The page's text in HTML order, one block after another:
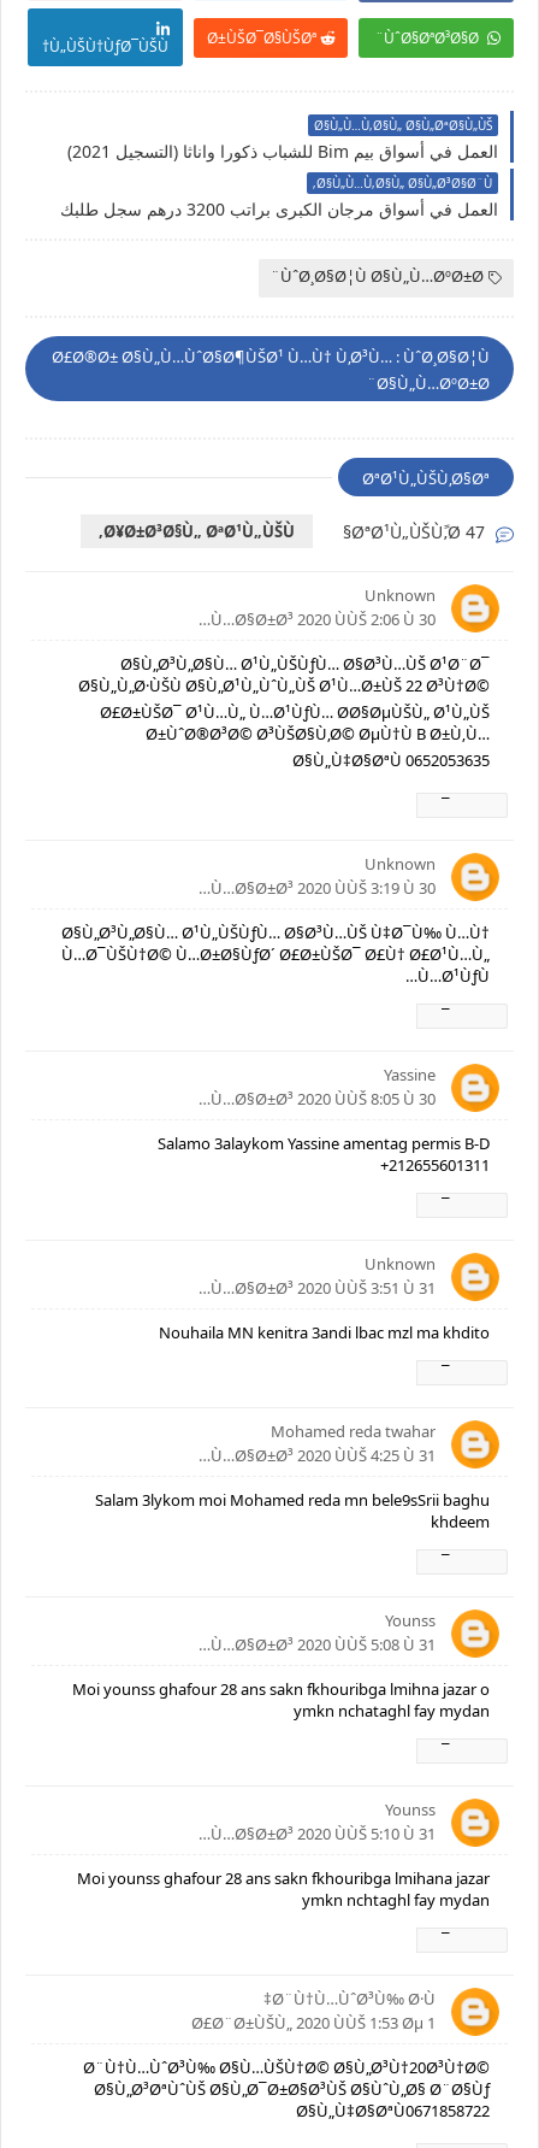
ÙˆØ§ØªØ³Ø§Ø¨
Ø±ÙŠØ¯Ø§ÙŠØª
Ù„ÙŠÙ†ÙƒØ¯ÙŠÙ†
Ø§Ù„Ù…Ù‚Ø§Ù„ Ø§Ù„ØªØ§Ù„ÙŠ
العمل في أسواق بيم Bim للشباب ذكورا واناثا (التسجيل 2021)
Ø§Ù„Ù…Ù‚Ø§Ù„ Ø§Ù„Ø³Ø§Ø¨Ù‚
العمل في أسواق مرجان الكبرى براتب 3200 درهم سجل طلبك
ÙˆØ¸Ø§Ø¦Ù Ø§Ù„Ù…ØºØ±Ø¨
Ø£Ø®Ø± Ø§Ù„Ù…ÙˆØ§Ø¶ÙŠØ¹ Ù…Ù† Ù‚Ø³Ù… : ÙˆØ¸Ø§Ø¦Ù
Ø§Ù„Ù…ØºØ±Ø¨
ØªØ¹Ù„ÙŠÙ‚Ø§Øª
Ø¥Ø±Ø³Ø§Ù„ ØªØ¹Ù„ÙŠÙ‚
Unknown
30 Ù…Ø§Ø±Ø³ 2020 ÙÙŠ 2:06 Ù…
Ø§Ù„Ø³Ù„Ø§Ù… Ø¹Ù„ÙŠÙƒÙ… Ø§Ø³Ù…ÙŠ Ø¹Ø¨Ø¯
Ø§Ù„Ù„Ø·ÙŠÙ Ø§Ù„Ø¹Ù„ÙˆÙ„ÙŠ Ø¹Ù…Ø±ÙŠ 22 Ø³Ù†Ø©
Ø£Ø±ÙŠØ¯ Ø¹Ù…Ù„ Ù…Ø¹ÙƒÙ… Ø­Ø§ØµÙŠÙ„ Ø¹Ù„ÙŠ
Ø±ÙˆØ®Ø³Ø© Ø³ÙŠØ§Ù‚Ø© ØµÙ†Ù B Ø±Ù‚Ù…
Ø§Ù„Ù‡Ø§ØªÙ 0652053635
Unknown
30 Ù…Ø§Ø±Ø³ 2020 ÙÙŠ 3:19 Ù…
Ø§Ù„Ø³Ù„Ø§Ù… Ø¹Ù„ÙŠÙƒÙ… Ø§Ø³Ù…ÙŠ Ù‡Ø¯Ù‰ Ù…Ù†
Ù…Ø¯ÙŠÙ†Ø© Ù…Ø±Ø§ÙƒØ´ Ø£Ø±ÙŠØ¯ Ø£Ù† Ø£Ø¹Ù…Ù„
Ù…Ø¹ÙƒÙ…
Yassine
30 Ù…Ø§Ø±Ø³ 2020 ÙÙŠ 8:05 Ù…
Salamo 3alaykom Yassine amentag permis B-D
+212655601311
Unknown
31 Ù…Ø§Ø±Ø³ 2020 ÙÙŠ 3:51 Ù…
Nouhaila MN kenitra 3andi lbac mzl ma khdito
Mohamed reda twahar
31 Ù…Ø§Ø±Ø³ 2020 ÙÙŠ 4:25 Ù…
Salam 3lykom moi Mohamed reda mn bele9sSrii baghu
khdeem
Younss
31 Ù…Ø§Ø±Ø³ 2020 ÙÙŠ 5:08 Ù…
Moi younss ghafour 28 ans sakn fkhouribga lmihna jazar o
ymkn nchataghl fay mydan
Younss
31 Ù…Ø§Ø±Ø³ 2020 ÙÙŠ 5:10 Ù…
Moi younss ghafour 28 ans sakn fkhouribga lmihana jazar
ymkn nchtaghl fay mydan
Ø¨Ù†Ù…ÙˆØ³Ù‰ Ø·Ù‡
1 Ø£Ø¨Ø±ÙŠÙ„ 2020 ÙÙŠ 1:53 Øµ
Ø¨Ù†Ù…ÙˆØ³Ù‰ Ø§Ù…ÙŠÙ†Ø© Ø§Ù„Ø³Ù†20Ø³Ù†Ø©
Ø§Ù„Ø³ØªÙˆÙŠ Ø§Ù„Ø¯Ø±Ø§Ø³ÙŠ Ø§ÙˆÙ„Ø§ Ø¨Ø§Ùƒ
Ø§Ù„Ù‡Ø§ØªÙ0671858722